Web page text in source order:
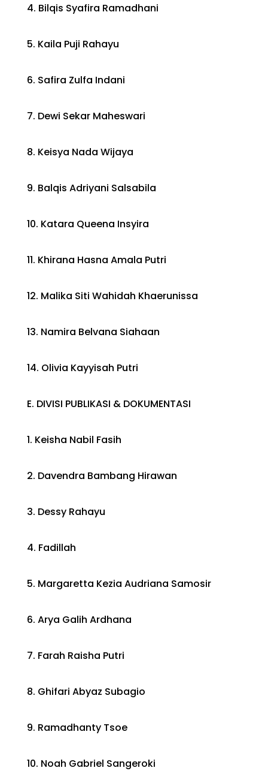
4. Bilqis Syafira Ramadhani
5. Kaila Puji Rahayu
6. Safira Zulfa Indani
7. Dewi Sekar Maheswari
8. Keisya Nada Wijaya
9. Balqis Adriyani Salsabila
10. Katara Queena Insyira
11. Khirana Hasna Amala Putri
12. Malika Siti Wahidah Khaerunissa
13. Namira Belvana Siahaan
14. Olivia Kayyisah Putri
E. DIVISI PUBLIKASI & DOKUMENTASI
1. Keisha Nabil Fasih
2. Davendra Bambang Hirawan
3. Dessy Rahayu
4. Fadillah
5. Margaretta Kezia Audriana Samosir
6. Arya Galih Ardhana
7. Farah Raisha Putri
8. Ghifari Abyaz Subagio
9. Ramadhanty Tsoe
10. Noah Gabriel Sangeroki